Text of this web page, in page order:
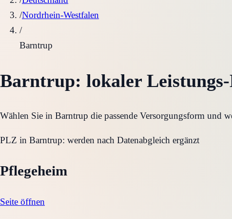
/Nordrhein-Westfalen
/
Barntrup
Barntrup: lokaler
Wählen Sie in Barntrup die passende Versorgungsform und
PLZ in Barntrup: werden nach Datenabgleich ergänzt
Pflegeheim
Seite öffnen